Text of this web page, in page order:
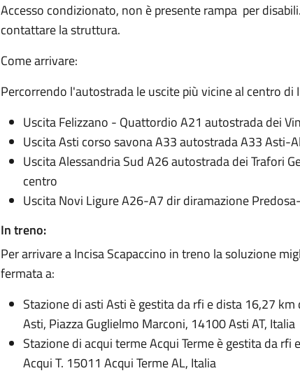
Accesso condizionato, non è presente rampa per
contattare la struttura.
Come arrivare:
Percorrendo l'autostrada le uscite più vicine al centro di
Uscita Felizzano - Quattordio A21 autostrada dei
Uscita Asti corso savona A33 autostrada A33 Asti-
Uscita Alessandria Sud A26 autostrada dei Trafori
centro
Uscita Novi Ligure A26-A7 dir diramazione
In treno:
Per arrivare a Incisa Scapaccino in treno la soluzione
fermata a:
Stazione di asti Asti è gestita da rfi e dista 16,27 km
Asti, Piazza Guglielmo Marconi, 14100 Asti AT, Italia
Stazione di acqui terme Acqui Terme è gestita da rfi
Acqui T. 15011 Acqui Terme AL, Italia